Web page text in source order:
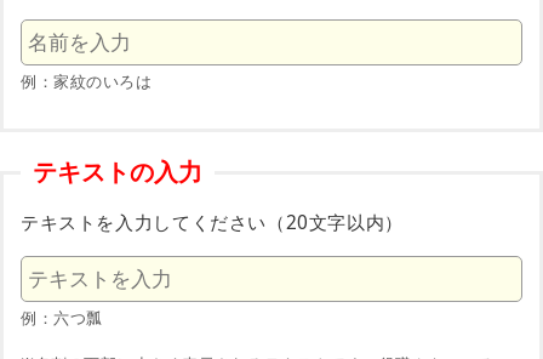
例：家紋のいろは
テキストの入力
テキストを入力してください（20文字以内）
例：六つ瓢